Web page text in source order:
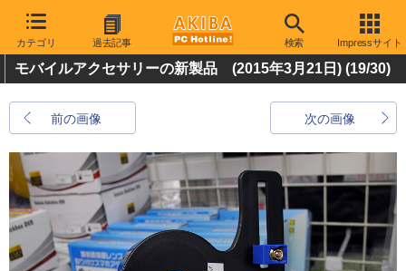
カテゴリ 過去記事 検索 Impressサイト
モバイルアクセサリーの新製品 (2015年3月21日) (19/30)
前の画像 次の画像